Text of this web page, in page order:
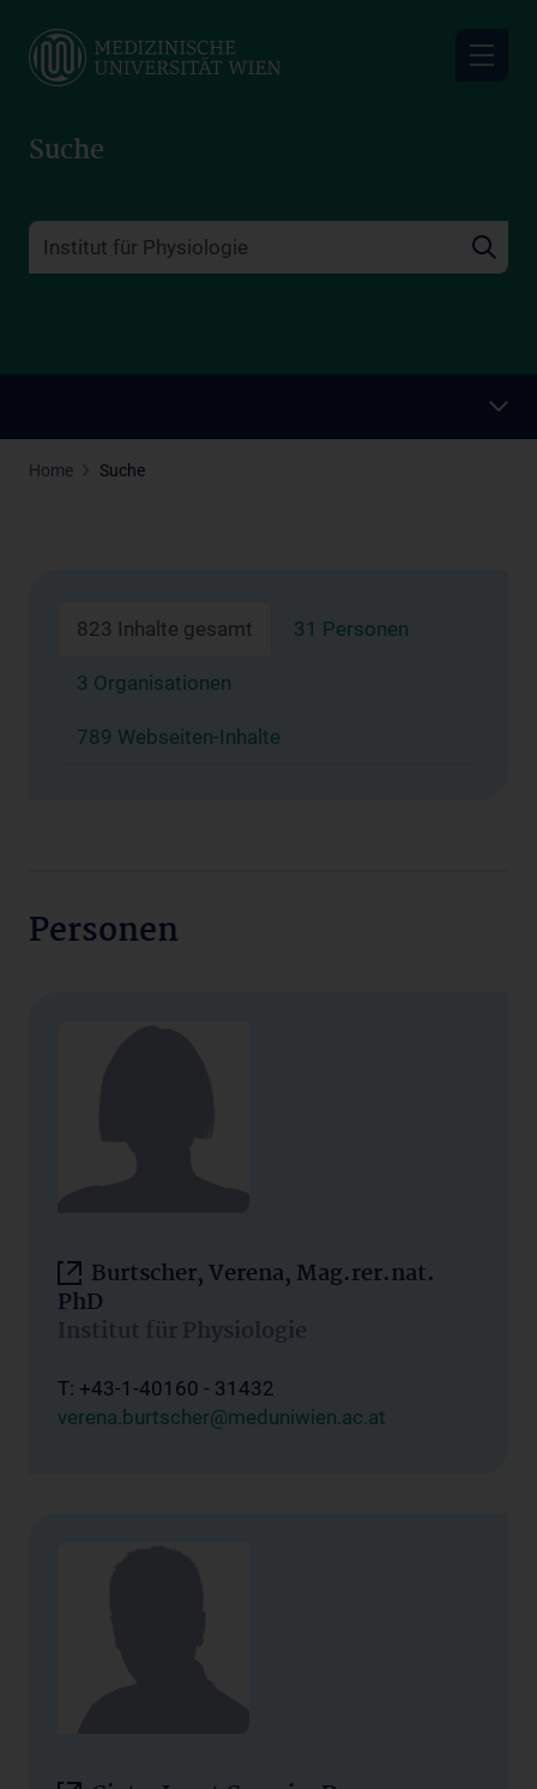
main
Suche
Home Suche
823 Inhalte gesamt 31 Personen
3 Organisationen
789 Webseiten-Inhalte
Personen
Burtscher, Verena, Mag.rer.nat.
PhD
Institut für Physiologie
T: +43-1-40160 - 31432
verena.burtscher@meduniwien.ac.at